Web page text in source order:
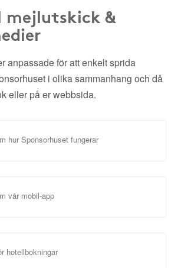
mejlutskick &
anpassade för att enkelt sprida
i olika sammanhang och då
eller på er webbsida.
hur Sponsorhuset fungerar
vår mobil-app
hotellbokningar